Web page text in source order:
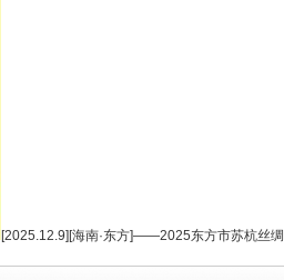
[2025.12.9][海南·东方]——2025东方市苏杭丝绸